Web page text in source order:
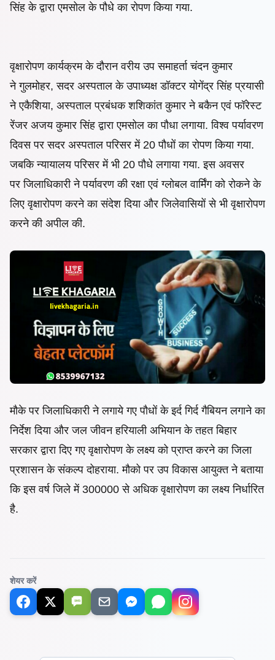
सिंह के द्वारा एमसोल के पौधे का रोपण किया गया.
वृक्षारोपण कार्यक्रम के दौरान वरीय उप समाहर्ता चंदन कुमार
ने गुलमोहर, सदर अस्पताल के उपाध्यक्ष डॉक्टर योगेंद्र सिंह प्रयासी
ने एकैशिया, अस्पताल प्रबंधक शशिकांत कुमार ने बकैन एवं फॉरेस्ट
रेंजर अजय कुमार सिंह द्वारा एमसोल का पौधा लगाया. विश्व पर्यावरण
दिवस परसदर अस्पताल परिसर में 20 पौधों का रोपण किया गया.
जबकि न्यायालय परिसर में भी 20 पौधे लगाया गया. इस अवसर
परजिलाधिकारी ने पर्यावरण की रक्षा एवं ग्लोबल वार्मिंग को रोकने के
लिए वृक्षारोपण करने का संदेश दिया औरजिलेवासियों से भी वृक्षारोपण
करने की अपील की.
मौकेपर जिलाधिकारी ने लगाये गए पौधों के इर्द गिर्द गैबियन लगाने का
निर्देश दिया और जल जीवन हरियाली अभियान के तहत बिहार
सरकार द्वारा दिए गए वृक्षारोपण के लक्ष्य को प्राप्त करने का जिला
प्रशासन के संकल्प दोहराया. मौको पर उप विकास आयुक्त ने बताया
कि इस वर्ष जिले में 300000 से अधिक वृक्षारोपण का लक्ष्य निर्धारित
है.
शेयर करें
SMS